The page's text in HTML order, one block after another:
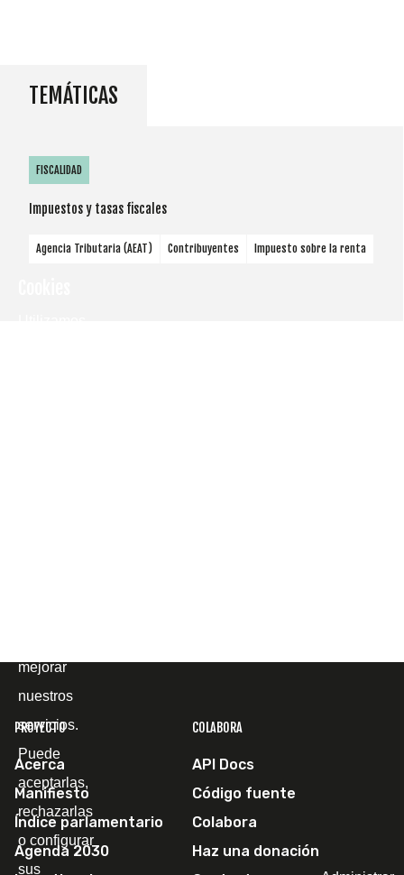
TEMÁTICAS
FISCALIDAD
Impuestos y tasas fiscales
Agencia Tributaria (AEAT) Contribuyentes Impuesto sobre la renta
PROYECTO
Acerca
Manifiesto
Índice parlamentario
Agenda 2030
COLABORA
API Docs
Código fuente
Colabora
Haz una donación
mejorar
nuestros
servicios.
Puede
aceptarlas,
rechazarlas
o configurar
sus